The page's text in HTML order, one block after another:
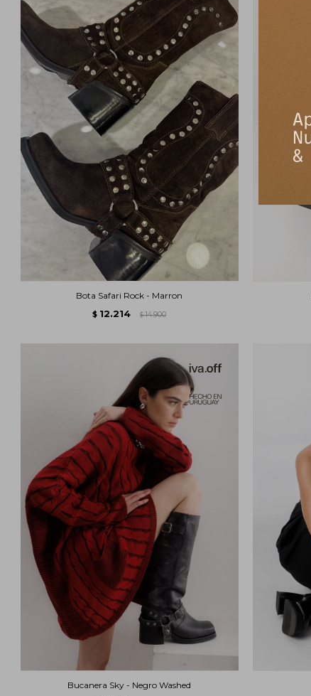
Bota Safari Rock - Marron
$ 12.214 $ 14.900
Bucanera Sky - Negro Washed